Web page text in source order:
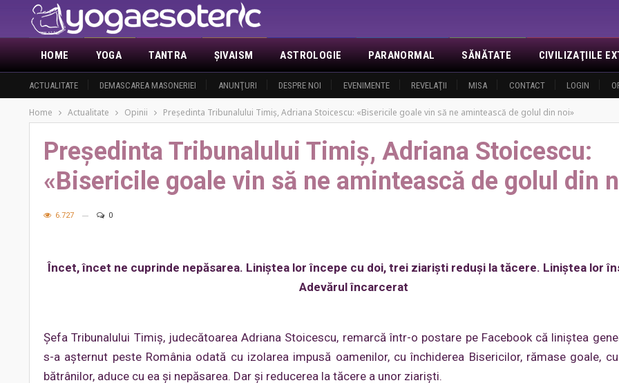
HOME
ACTUALITATE DEMASCAREA MASONERIEI ANUNŢURI DESPRE NOI EVENIMENTE REVELAŢII MISA CONTACT LOGIN
YOGA TANTRA ŞIVAISM ASTROLOGIE PARANORMAL SĂNĂTATE CIVILIZAŢIILE
Home Actualitate Opinii Președinta Tribunalului Timiș, Adriana Stoicescu: «Bisericile goale vin să ne amintească de golul din noi»
Președinta Tribunalului Timiș, Adriana Stoicescu:
«Bisericile goale vin să ne amintească de golul din
6.727 0
Încet, încet ne cuprinde nepăsarea. Liniștea lor începe cu doi, trei ziariști reduși la tăcere. Liniștea lor
Adevărul încarcerat
Șefa Tribunalului Timiș, judecătoarea Adriana Stoicescu, remarcă într-o postare pe Facebook că liniștea
s-a așternut peste România odată cu izolarea impusă oamenilor, cu închiderea Bisericilor, rămase goale,
bătrânilor, aduce cu ea și nepăsarea. Dar și reducerea la tăcere a unor ziariști.